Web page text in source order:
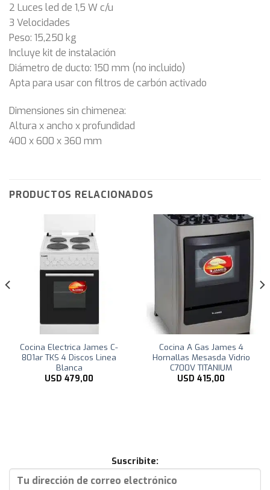
2 Luces led de 1,5 W c/u
3 Velocidades
Peso: 15,250 kg
Incluye kit de instalación
Diámetro de ducto: 150 mm (no incluido)
Apta para usar con filtros de carbón activado
Dimensiones sin chimenea:
Altura x ancho x profundidad
400 x 600 x 360 mm
PRODUCTOS RELACIONADOS
Cocina Electrica James C-
801ar TKS 4 Discos Linea
Blanca
USD 479,00
Cocina A Gas James 4
Hornallas Mesasda Vidrio
C700V TITANIUM
USD 415,00
Suscribite: